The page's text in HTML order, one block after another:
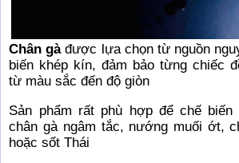
Chân gàđược lựa chọn từ nguồn
biến khép kín, đảm bảo từng chiếc
từ màu sắc đến độ giòn
Sản phẩm rất phù hợp để chế
chân gà ngâm tắc, nướng muối ớt,
hoặc sốt Thái